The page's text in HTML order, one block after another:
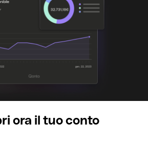
ora il tuo conto